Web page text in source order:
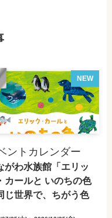
NEW
ントカレンダー
がわ水族館「エリッ
カールと いのちの色
じ世界で、ちがう色